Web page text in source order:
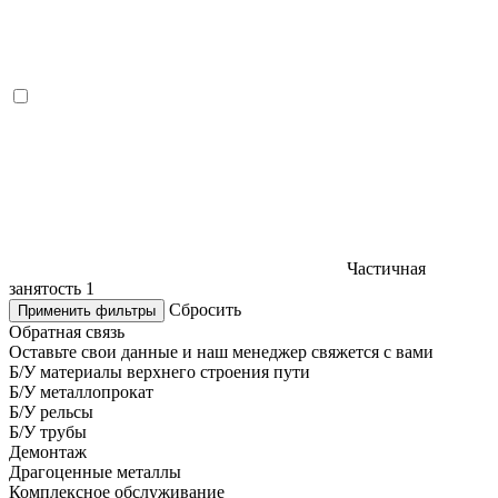
Частичная
занятость 1
Применить фильтры
Сбросить
Обратная связь
Оставьте свои данные и наш менеджер свяжется с вами
Б/У материалы верхнего строения пути
Б/У металлопрокат
Б/У рельсы
Б/У трубы
Демонтаж
Драгоценные металлы
Комплексное обслуживание